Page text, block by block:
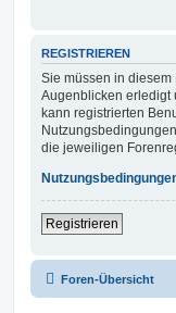
REGISTRIEREN
Sie müssen in
Augenblicken erledigt
kann registrierten
die jeweiligen
Registrieren
Foren-Übersicht